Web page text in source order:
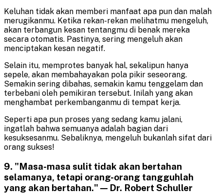
Keluhan tidak akan memberi manfaat apa pun dan malah
merugikanmu. Ketika rekan-rekan melihatmu mengeluh,
akan terbangun kesan tentangmu di benak mereka
secara otomatis. Pastinya, sering mengeluh akan
menciptakan kesan negatif.
Selain itu, memprotes banyak hal, sekalipun hanya
sepele, akan membahayakan pola pikir seseorang.
Semakin sering dibahas, semakin kamu tenggelam dan
terbebani oleh pemikiran tersebut. Inilah yang akan
menghambat perkembanganmu di tempat kerja.
Seperti apa pun proses yang sedang kamu jalani,
ingatlah bahwa semuanya adalah bagian dari
kesuksesanmu. Sebaliknya, mengeluh bukanlah sifat dari
orang sukses!
9. "Masa-masa sulit tidak akan bertahan
selamanya, tetapi orang-orang tangguhlah
yang akan bertahan." — Dr. Robert Schuller